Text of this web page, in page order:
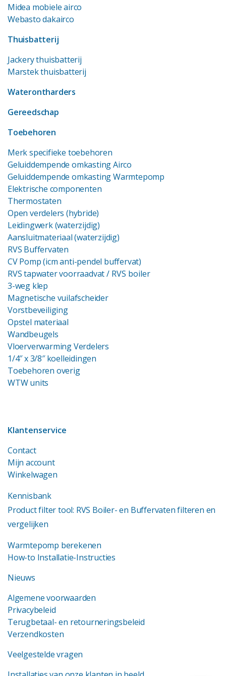
Midea mobiele airco
Webasto dakairco
Thuisbatterij
Jackery thuisbatterij
Marstek thuisbatterij
Waterontharders
Gereedschap
Toebehoren
Merk specifieke toebehoren
Geluiddempende omkasting Airco
Geluiddempende omkasting Warmtepomp
Elektrische componenten
Thermostaten
Open verdelers (hybride)
Leidingwerk (waterzijdig)
Aansluitmateriaal (waterzijdig)
RVS Buffervaten
CV Pomp (icm anti-pendel buffervat)
RVS tapwater voorraadvat/ RVS boiler
3-weg klep
Magnetische vuilafscheider
Vorstbeveiliging
Opstel materiaal
Wandbeugels
Vloerverwarming Verdelers
1/4″ x 3/8″ koelleidingen
Toebehoren overig
WTW units
Klantenservice
Contact
Mijn account
Winkelwagen
Kennisbank
Product filter tool: RVS Boiler- en Buffervaten filteren en
vergelijken
Warmtepomp berekenen
How-to Installatie-Instructies
Nieuws
Algemene voorwaarden
Privacybeleid
Terugbetaal- en retourneringsbeleid
Verzendkosten
Veelgestelde vragen